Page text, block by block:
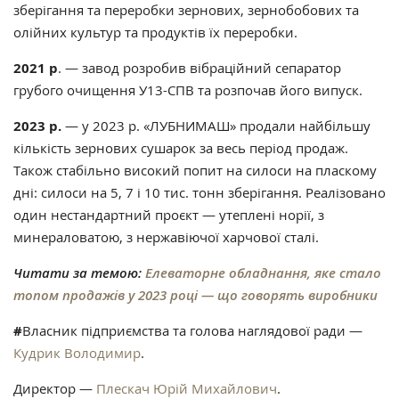
зберігання та переробки зернових, зернобобових та
олійних культур та продуктів їх переробки.
2021 р. — завод розробив вібраційний сепаратор
грубого очищення У13-СПВ та розпочав його випуск.
2023 р. — у 2023 р. «ЛУБНИМАШ» продали найбільшу
кількість зернових сушарок за весь період продаж.
Також стабільно високий попит на силоси на пласкому
дні: силоси на 5, 7 і 10 тис. тонн зберігання. Реалізовано
один нестандартний проєкт — утеплені норії, з
минераловатою, з нержавіючої харчової сталі.
Читати за темою:Елеваторне обладнання, яке стало
топом продажів у 2023 році — що говорять виробники
#Власник підприємства та голова наглядової ради —
Кудрик Володимир.
Директор — Плескач Юрій Михайлович.